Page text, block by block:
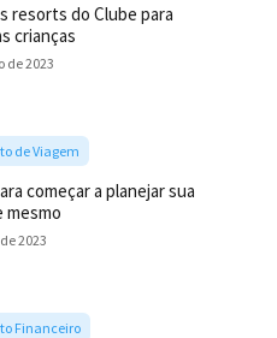
resorts do Clube para
crianças
de 2023
de Viagem
começar a planejar sua
mesmo
2023
Financeiro